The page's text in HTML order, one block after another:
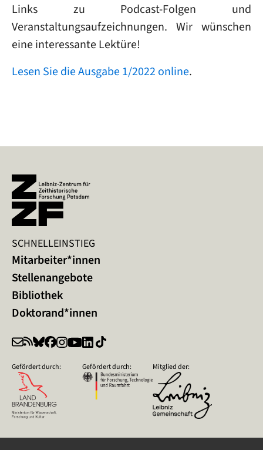
Links zu Podcast-Folgen und
Veranstaltungsaufzeichnungen. Wir wünschen
eine interessante Lektüre!
Lesen Sie die Ausgabe 1/2022 online.
SCHNELLEINSTIEG
Mitarbeiter*innen
Stellenangebote
Bibliothek
Doktorand*innen
Gefördert durch: Gefördert durch: Mitglied der: